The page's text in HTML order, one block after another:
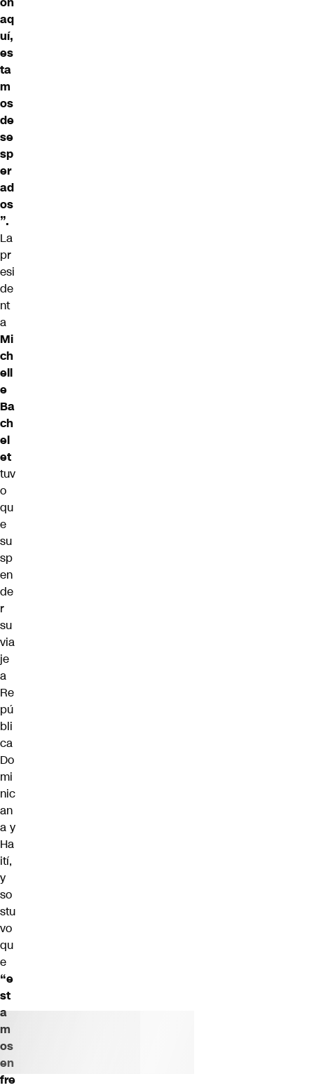
aq
uí,
es
ta
m
os
de
se
sp
er
ad
os
”.
La
pr
esi
de
nt
a
Mi
ch
ell
e
Ba
ch
el
et
tuv
o
qu
e
su
sp
en
de
r
su
via
je
a
Re
pú
bli
ca
Do
mi
nic
an
a y
Ha
ití,
y
so
stu
vo
qu
e
“e
st
a
m
os
en
fre